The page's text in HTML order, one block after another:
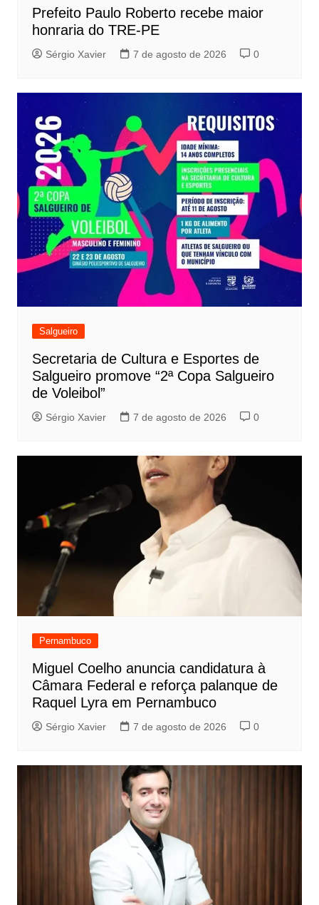
Prefeito Paulo Roberto recebe maior
honraria do TRE-PE
Sérgio Xavier 7 de agosto de 2026 0
Salgueiro
Secretaria de Cultura e Esportes de
Salgueiro promove “2ª Copa Salgueiro
de Voleibol”
Sérgio Xavier 7 de agosto de 2026 0
Pernambuco
Miguel Coelho anuncia candidatura à
Câmara Federal e reforça palanque de
Raquel Lyra em Pernambuco
Sérgio Xavier 7 de agosto de 2026 0